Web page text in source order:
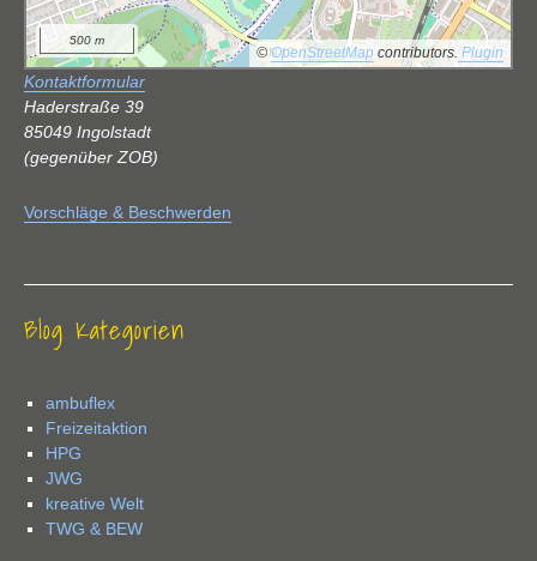
©OpenStreetMap contributors. Plugin
500 m
Kontaktformular
Haderstraße 39
85049 Ingolstadt
(gegenüber ZOB)
Vorschläge & Beschwerden
Blog Kategorien
ambuflex
Freizeitaktion
HPG
JWG
kreative Welt
TWG & BEW